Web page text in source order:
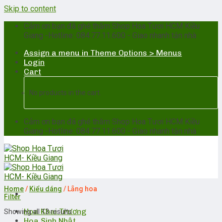
Skip to content
Cảm ơn bạn đã ghé thăm Shop Hoa Tươi HCM Kiều
Giang -Hotline: 084.77.11.600 - Giao nhanh tận nhà
Assign a menu in Theme Options > Menus
Login
Cart
No products in the cart.
Cảm ơn bạn đã ghé thăm Shop Hoa Tươi HCM Kiều
Giang -Hotline: 084.77.11.600 - Giao nhanh tận nhà
Hoa Khai Trương
Home/ Kiểu dáng / Lẵng hoa
Filter
Showing all 13 results